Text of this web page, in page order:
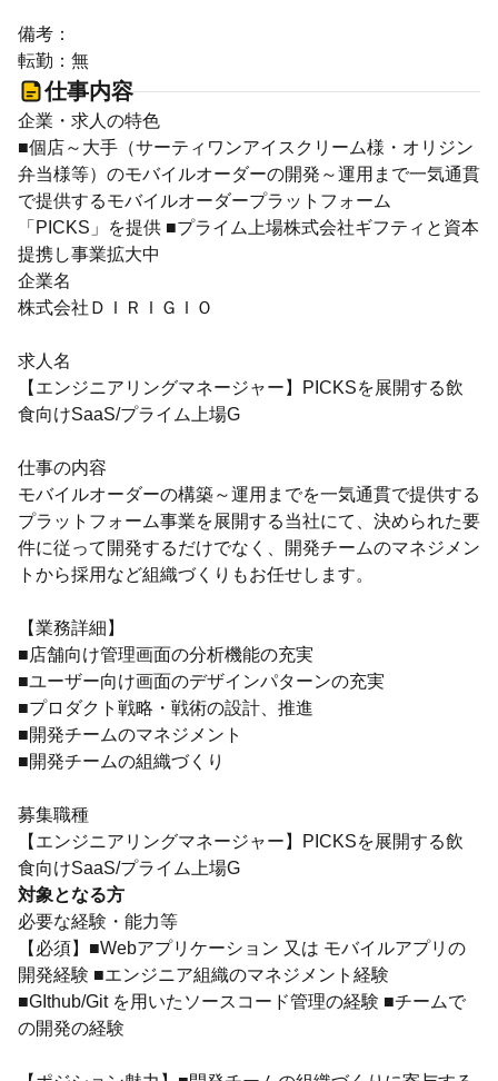
備考：
転勤：無
仕事内容
企業・求人の特色
■個店～大手（サーティワンアイスクリーム様・オリジン
弁当様等）のモバイルオーダーの開発～運用まで一気通貫
で提供するモバイルオーダープラットフォーム
「PICKS」を提供 ■プライム上場株式会社ギフティと資本
提携し事業拡大中
企業名
株式会社ＤＩＲＩＧＩＯ
求人名
【エンジニアリングマネージャー】PICKSを展開する飲
食向けSaaS/プライム上場G
仕事の内容
モバイルオーダーの構築～運用までを一気通貫で提供する
プラットフォーム事業を展開する当社にて、決められた要
件に従って開発するだけでなく、開発チームのマネジメン
トから採用など組織づくりもお任せします。
【業務詳細】
■店舗向け管理画面の分析機能の充実
■ユーザー向け画面のデザインパターンの充実
■プロダクト戦略・戦術の設計、推進
■開発チームのマネジメント
■開発チームの組織づくり
募集職種
【エンジニアリングマネージャー】PICKSを展開する飲
食向けSaaS/プライム上場G
対象となる方
必要な経験・能力等
【必須】■Webアプリケーション 又は モバイルアプリの
開発経験 ■エンジニア組織のマネジメント経験
■GIthub/Git を用いたソースコード管理の経験 ■チームで
の開発の経験